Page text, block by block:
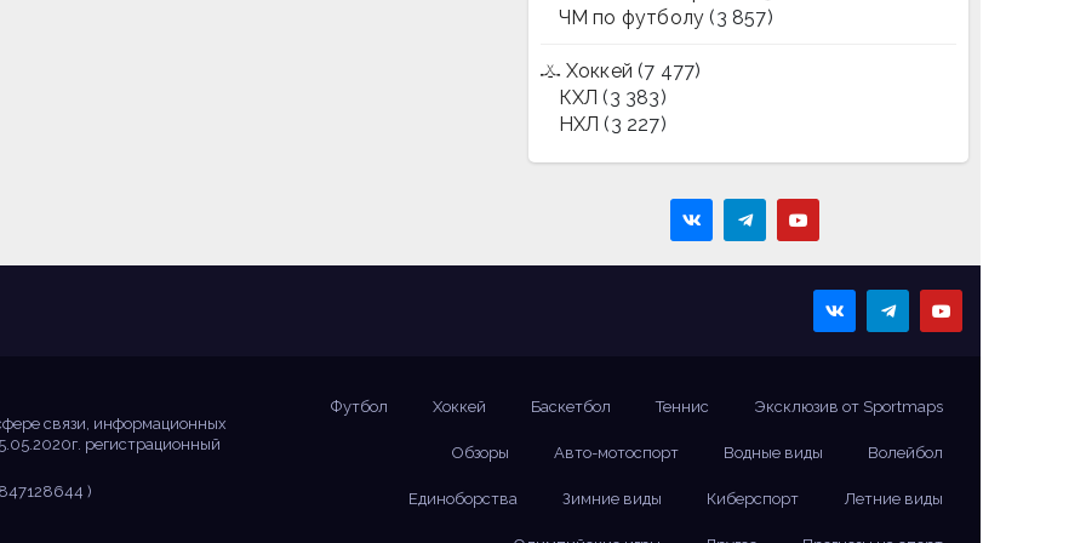
ЧМ по футболу (3 857)
Хоккей (7 477)
КХЛ (3 383)
НХЛ (3 227)
связи, информационных
регистрационный
)
Футбол Хоккей Баскетбол Теннис Эксклюзив от Sportmaps
Обзоры Авто-мотоспорт Водные виды Волейбол
Единоборства Зимние виды Киберспорт Летние виды